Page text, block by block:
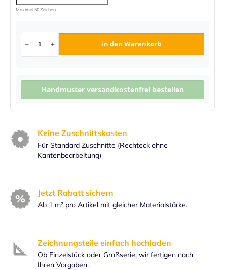
Maximal 50 Zeichen
in den Warenkorb
Handmuster versandkostenfrei bestellen
Keine Zuschnittskosten
Für Standard Zuschnitte (Rechteck ohne
Kantenbearbeitung)
Jetzt Rabatt sichern
Ab 1 m² pro Artikel mit gleicher Materialstärke.
Zeichnungsteile einfach hochladen
Ob Einzelstück oder Großserie, wir fertigen nach
Ihren Vorgaben.